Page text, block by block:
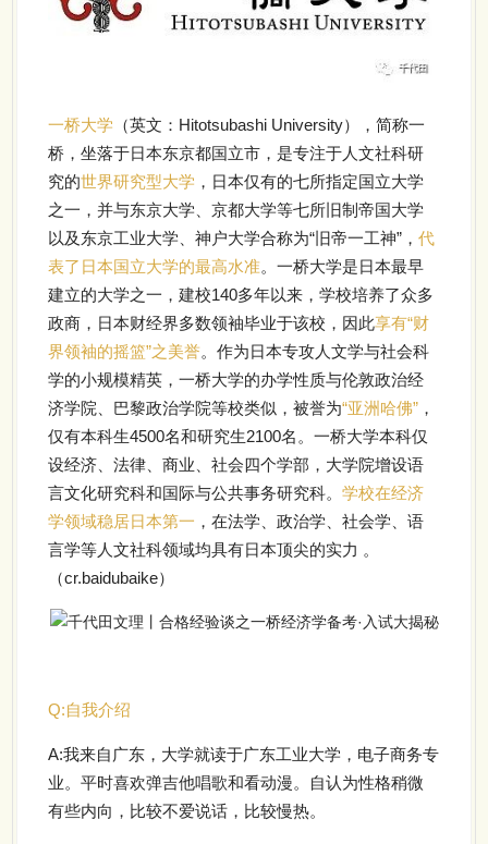
一桥大学 （英文：Hitotsubashi University），简称一
桥，坐落于日本东京都国立市，是专注于人文社科研
究的世界研究型大学 ，日本仅有的七所指定国立大学
之一，并与东京大学、京都大学等七所旧制帝国大学
以及东京工业大学、神户大学合称为“旧帝一工神”，代
表了日本国立大学的最高水准。一桥大学是日本最早
建立的大学之一，建校140多年以来，学校培养了众多
政商，日本财经界多数领袖毕业于该校，因此享有“财
界领袖的摇篮”之美誉。作为日本专攻人文学与社会科
学的小规模精英，一桥大学的办学性质与伦敦政治经
济学院、巴黎政治学院等校类似，被誉为“亚洲哈佛” ，
仅有本科生4500名和研究生2100名。一桥大学本科仅
设经济、法律、商业、社会四个学部，大学院增设语
言文化研究科和国际与公共事务研究科。学校在经济
学领域稳居日本第一 ，在法学、政治学、社会学、语
言学等人文社科领域均具有日本顶尖的实力 。
（cr.baidubaike）
Q:自我介绍
A:我来自广东，大学就读于广东工业大学，电子商务专
业。平时喜欢弹吉他唱歌和看动漫。
自认为性格稍微
有些内向，比较不爱说话，比较慢热。